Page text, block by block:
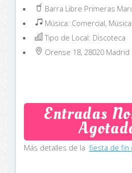
Barra Libre Primeras
Música: Comercial,
Tipo de Local: Discoteca
Orense 18, 28020 Madrid
Entradas
Más detalles de la fiesta de fin